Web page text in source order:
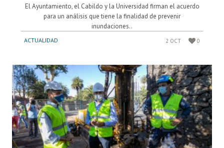
El Ayuntamiento, el Cabildo y la Universidad firman el acuerdo
para un análisis que tiene la finalidad de prevenir
inundaciones..
ACTUALIDAD 2 OCT 0